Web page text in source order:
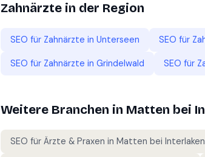
Zahnärzte in der Region
SEO für Zahnärzte in Unterseen SEO für
SEO für Zahnärzte in Grindelwald SEO für
Weitere Branchen in Matten bei
SEO für Ärzte & Praxen in Matten bei Interlaken